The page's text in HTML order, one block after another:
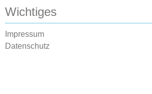
Wichtiges
Impressum
Datenschutz